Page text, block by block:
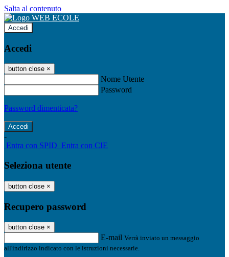
Salta al contenuto
Accedi
Accedi
button close ×
Nome Utente
Password
Password dimenticata?
-
Entra con SPID Entra con CIE
Seleziona utente
button close ×
Recupero password
button close ×
E-mail Verrà inviato un messaggio
all'indirizzo indicato con le istruzioni necessarie.